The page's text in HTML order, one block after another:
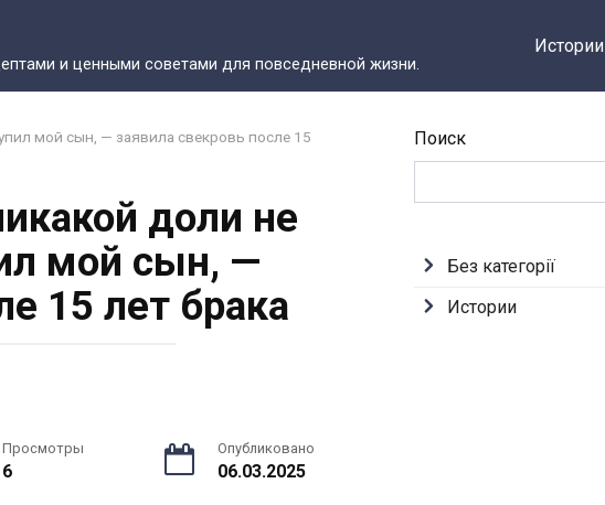
и ценными советами для повседневной жизни.
Истории
мой сын, — заявила свекровь после 15
доли не
мой сын, —
15 лет брака
Просмотры
6
Опубликовано
06.03.2025
Поиск
Без категорії
Истории